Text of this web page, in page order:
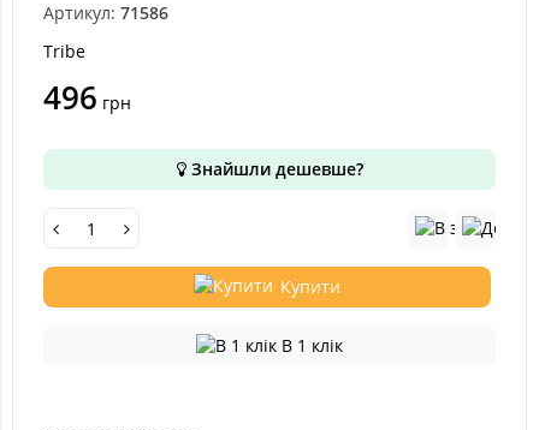
Артикул: 71586
Tribe
496 грн
Знайшли дешевше?
Купити
В 1 клік